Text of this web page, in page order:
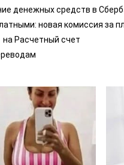
денежных средств в
новая комиссия за
Расчетный счет